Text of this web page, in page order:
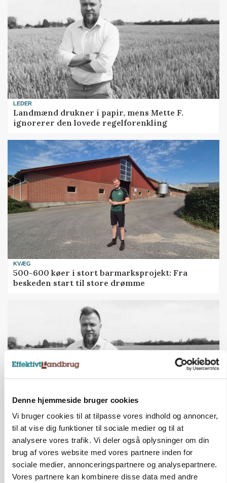
Denne hjemmeside bruger cookies
Vi bruger cookies til at tilpasse vores indhold og annoncer,
til at vise dig funktioner til sociale medier og til at
analysere vores trafik. Vi deler også oplysninger om din
brug af vores website med vores partnere inden for
sociale medier, annonceringspartnere og analysepartnere.
Vores partnere kan kombinere disse data med andre
LEDER
Landmænd drukner i papir, mens Mette F.
ignorerer den lovede regelforenkling
KVÆG
500-600 køer i stort barmarksprojekt: Fra
beskeden start til store drømme
Befriende, at topredaktør erkender, hun er
blevet klogere. Det kunne vi alle lære af
Annonce
Loading...